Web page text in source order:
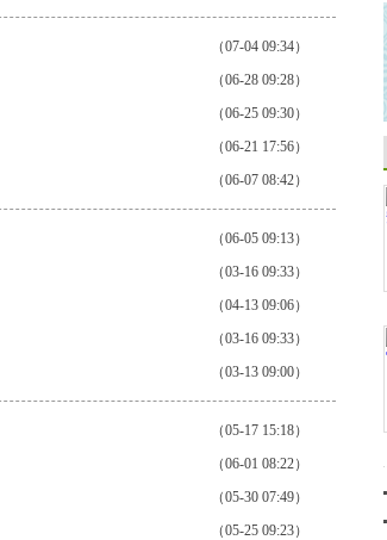
（07-04 09:34）
（06-28 09:28）
（06-25 09:30）
（06-21 17:56）
（06-07 08:42）
（06-05 09:13）
（03-16 09:33）
（04-13 09:06）
（03-16 09:33）
（03-13 09:00）
（05-17 15:18）
（06-01 08:22）
（05-30 07:49）
（05-25 09:23）